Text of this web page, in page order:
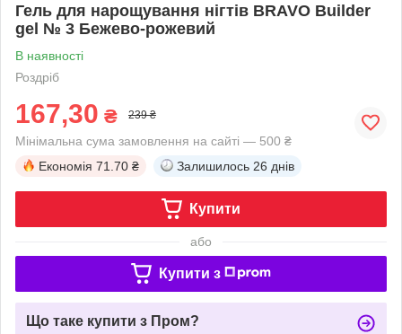
Гель для нарощування нігтів BRAVO Builder
gel № 3 Бежево-рожевий
В наявності
Роздріб
167,30 ₴ 239 ₴
Мінімальна сума замовлення на сайті — 500 ₴
Економія 71.70 ₴ Залишилось 26 днів
Купити
або
Купити з
Що таке купити з Пром?